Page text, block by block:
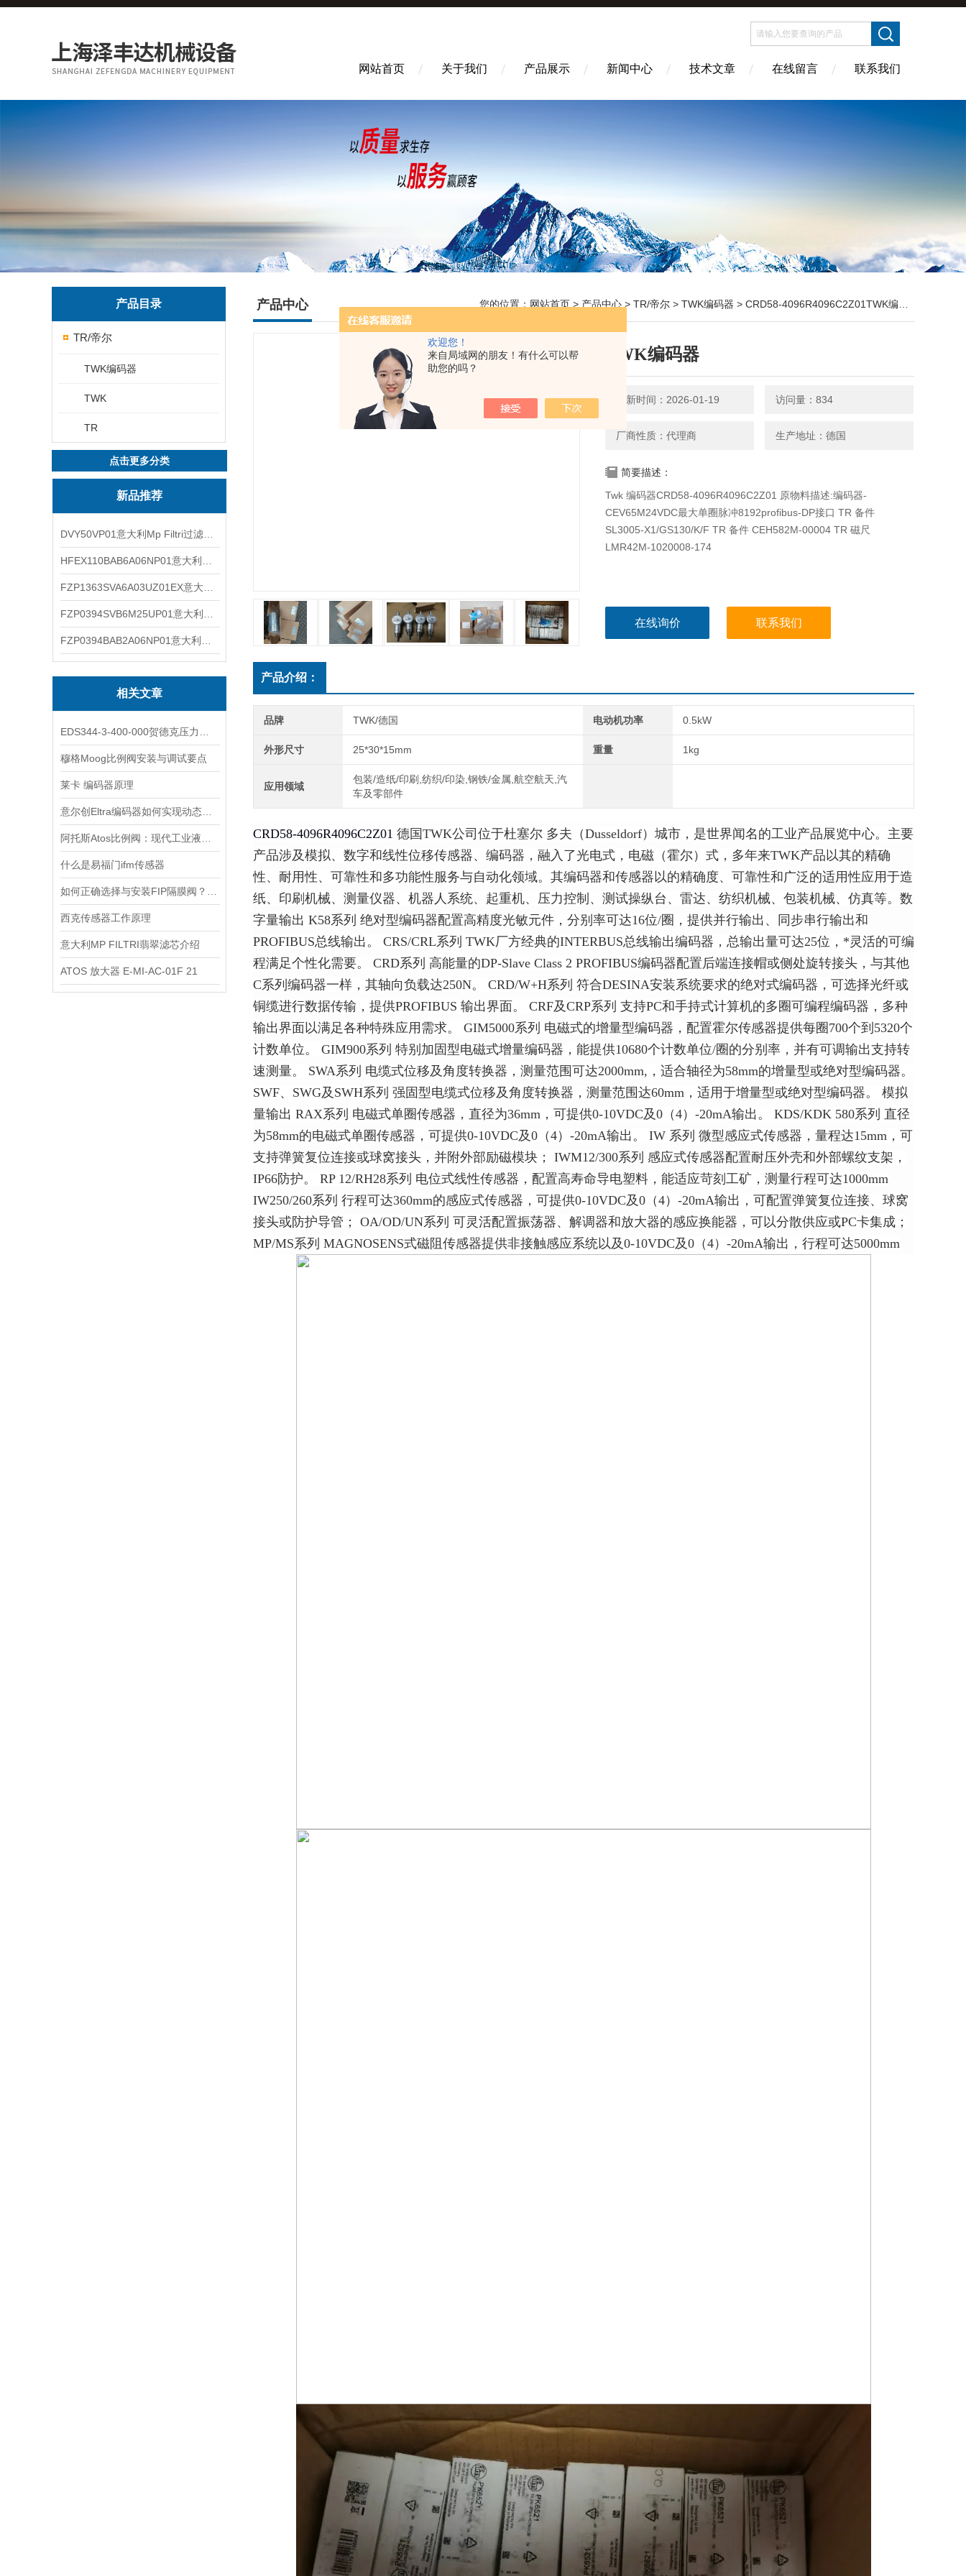
欢迎您！
来自局域网的朋友！有什么可以帮
助您的吗？
网站首页 关于我们 产品展示 新闻中心 技术文章 在线留言 联系我们
产品目录
TR/帝尔
TWK编码器
TWK
TR
点击更多分类
新品推荐
相关文章
穆格Moog比例阀安装与调试要点
莱卡 编码器原理
什么是易福门ifm传感器
西克传感器工作原理
意大利MP FILTRI翡翠滤芯介绍
ATOS 放大器 E-MI-AC-01F 21
产品中心 您的位置： 网站首页 > 产品中心 > TR/帝尔 > TWK编码器 > CRD58-4096R4096C2Z01TWK编码器
TWK编码器
更新时间：2026-01-19 访问量：834
厂商性质：代理商 生产地址：德国
简要描述：
Twk 编码器CRD58-4096R4096C2Z01 原物料描述:编码器-
CEV65M24VDC最大单圈脉冲8192profibus-DP接口 TR 备件
SL3005-X1/GS130/K/F TR 备件 CEH582M-00004 TR 磁尺
LMR42M-1020008-174
在线询价 联系我们
产品介绍：
品牌 TWK/德国 电动机功率 0.5kW
外形尺寸 25*30*15mm 重量 1kg
应用领域
包装/造纸/印刷,纺织/印染,钢铁/金属,航空航天,汽
车及零部件
CRD58-4096R4096C2Z01 德国TWK公司位于杜塞尔 多夫（Dusseldorf）城市，是世界闻名的工业产品展览中心。主要
产品涉及模拟、数字和线性位移传感器、编码器，融入了光电式，电磁（霍尔）式，多年来TWK产品以其的精确
性、耐用性、可靠性和多功能性服务与自动化领域。其编码器和传感器以的精确度、可靠性和广泛的适用性应用于造
纸、印刷机械、测量仪器、机器人系统、起重机、压力控制、测试操纵台、雷达、纺织机械、包装机械、仿真等。数
字量输出 K58系列 绝对型编码器配置高精度光敏元件，分别率可达16位/圈，提供并行输出、同步串行输出和
PROFIBUS总线输出。 CRS/CRL系列 TWK厂方经典的INTERBUS总线输出编码器，总输出量可达25位，*灵活的可编
程满足个性化需要。 CRD系列 高能量的DP-Slave Class 2 PROFIBUS编码器配置后端连接帽或侧处旋转接头，与其他
C系列编码器一样，其轴向负载达250N。 CRD/W+H系列 符合DESINA安装系统要求的绝对式编码器，可选择光纤或
铜缆进行数据传输，提供PROFIBUS 输出界面。 CRF及CRP系列 支持PC和手持式计算机的多圈可编程编码器，多种
输出界面以满足各种特殊应用需求。 GIM5000系列 电磁式的增量型编码器，配置霍尔传感器提供每圈700个到5320个
计数单位。 GIM900系列 特别加固型电磁式增量编码器，能提供10680个计数单位/圈的分别率，并有可调输出支持转
速测量。 SWA系列 电缆式位移及角度转换器，测量范围可达2000mm,，适合轴径为58mm的增量型或绝对型编码器。
SWF、SWG及SWH系列 强固型电缆式位移及角度转换器，测量范围达60mm，适用于增量型或绝对型编码器。 模拟
量输出 RAX系列 电磁式单圈传感器，直径为36mm，可提供0-10VDC及0（4）-20mA输出。 KDS/KDK 580系列 直径
为58mm的电磁式单圈传感器，可提供0-10VDC及0（4）-20mA输出。 IW 系列 微型感应式传感器，量程达15mm，可
支持弹簧复位连接或球窝接头，并附外部励磁模块； IWM12/300系列 感应式传感器配置耐压外壳和外部螺纹支架，
IP66防护。 RP 12/RH28系列 电位式线性传感器，配置高寿命导电塑料，能适应苛刻工矿，测量行程可达1000mm
IW250/260系列 行程可达360mm的感应式传感器，可提供0-10VDC及0（4）-20mA输出，可配置弹簧复位连接、球窝
接头或防护导管； OA/OD/UN系列 可灵活配置振荡器、解调器和放大器的感应换能器，可以分散供应或PC卡集成；
MP/MS系列 MAGNOSENS式磁阻传感器提供非接触感应系统以及0-10VDC及0（4）-20mA输出，行程可达5000mm